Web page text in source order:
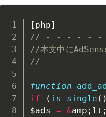
[ php]
// - - - - - -
//本文中に
// - - - - - -
function
if
( is_single ( )
$ads
= &amp ; lt ;